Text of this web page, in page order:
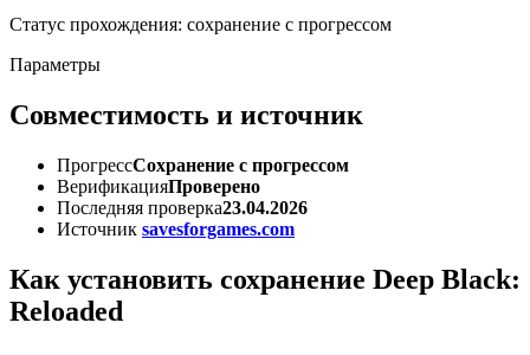
Статус прохождения: сохранение с прогрессом
Параметры
Совместимость и источник
ПрогрессСохранение с прогрессом
ВерификацияПроверено
Последняя проверка23.04.2026
Источник savesforgames.com
Как установить сохранение Deep Black:
Reloaded